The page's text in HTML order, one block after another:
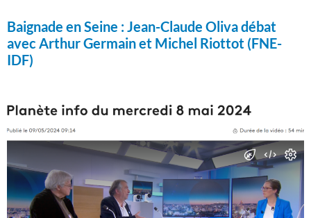
Baignade en Seine : Jean-Claude Oliva débat
avec Arthur Germain et Michel Riottot (FNE-
IDF)